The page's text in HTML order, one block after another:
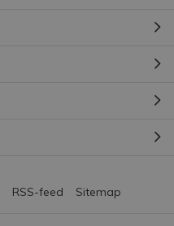
RSS-feed Sitemap